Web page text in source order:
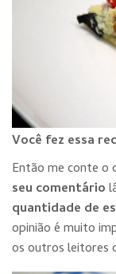
Você fez essa
Então me conte o
seu comentário
quantidade de
opinião é muito
os outros leitores